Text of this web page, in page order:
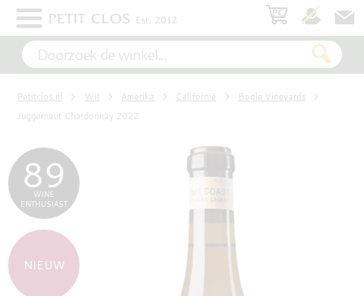
WIT
ROSÉ
ROOD
MOUSSEREND
Petitclos.nl Wit Amerika Californië
Bogle Vineyards
Juggernaut Chardonnay 2022
89
WINE
ENTHUSIAST
NIEUW